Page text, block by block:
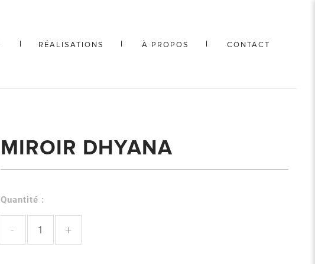
RÉALISATIONS À PROPOS CONTACT
MIROIR DHYANA
Quantité :
- +